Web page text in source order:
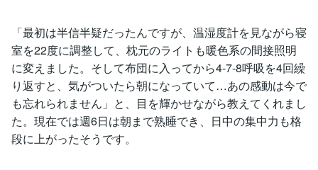
「最初は半信半疑だったんですが、温湿度計を見ながら寝
室を22度に調整して、枕元のライトも暖色系の間接照明
に変えました。そして布団に入ってから4-7-8呼吸を4回繰
り返すと、気がついたら朝になっていて…あの感動は今で
も忘れられません」と、目を輝かせながら教えてくれまし
た。現在では週6日は朝まで熟睡でき、日中の集中力も格
段に上がったそうです。